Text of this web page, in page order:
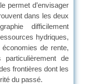
permet d’envisager
dans les deux
difficilement
hydriques,
de rente,
de
frontières dont les
du passé.